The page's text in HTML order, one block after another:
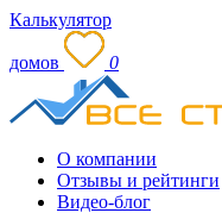
Калькулятор
домов 0
О компании
Отзывы и рейтинги
Видео-блог